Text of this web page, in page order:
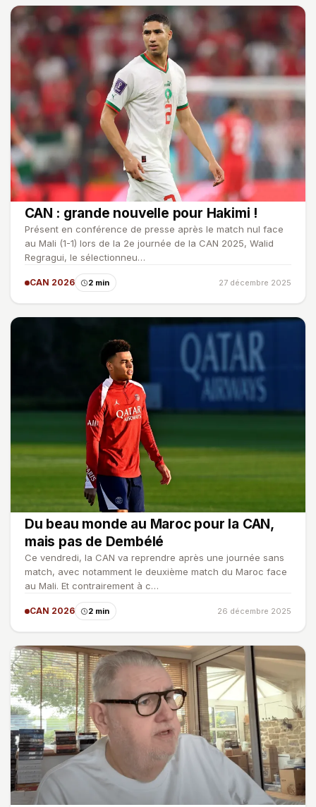
CAN : grande nouvelle pour Hakimi !
Présent en conférence de presse après le match nul face
au Mali (1-1) lors de la 2e journée de la CAN 2025, Walid
Regragui, le sélectionneu…
CAN 2026 2 min 27 décembre 2025
Du beau monde au Maroc pour la CAN,
mais pas de Dembélé
Ce vendredi, la CAN va reprendre après une journée sans
match, avec notamment le deuxième match du Maroc face
au Mali. Et contrairement à c…
CAN 2026 2 min 26 décembre 2025